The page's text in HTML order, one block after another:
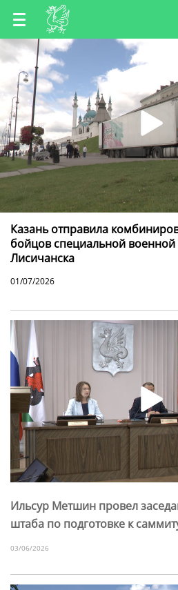
RU
TT
Казань отправила
бойцов специальной
Лисичанска
01/07/2026
Ильсур Метшин провел
штаба по подготовке к
03/06/2026